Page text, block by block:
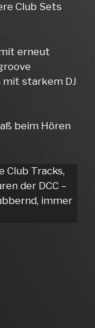
Club Sets
erneut
starkem DJ
beim Hören
Club Tracks,
der DCC –
immer